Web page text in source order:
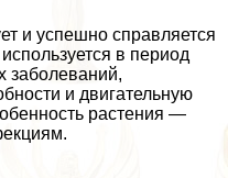
и успешно справляется
в период
заболеваний,
и двигательную
растения —